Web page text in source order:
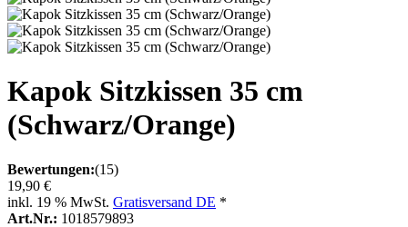
Kapok Sitzkissen 35 cm
(Schwarz/Orange)
Bewertungen:(15)
19,90 €
inkl. 19 % MwSt. Gratisversand DE *
Art.Nr.: 1018579893